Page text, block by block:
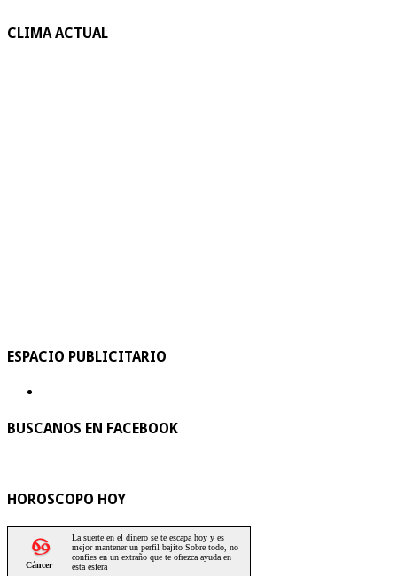
CLIMA ACTUAL
ESPACIO PUBLICITARIO
BUSCANOS EN FACEBOOK
HOROSCOPO HOY